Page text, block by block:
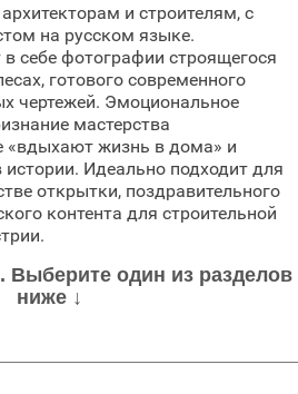
и строителям, с
на русском языке.
себе фотографии строящегося
готового современного
чертежей. Эмоциональное
мастерства
«вдыхают жизнь в дома» и
Идеально подходит для
открытки, поздравительного
контента для строительной
Выберите один из разделов
ниже ↓